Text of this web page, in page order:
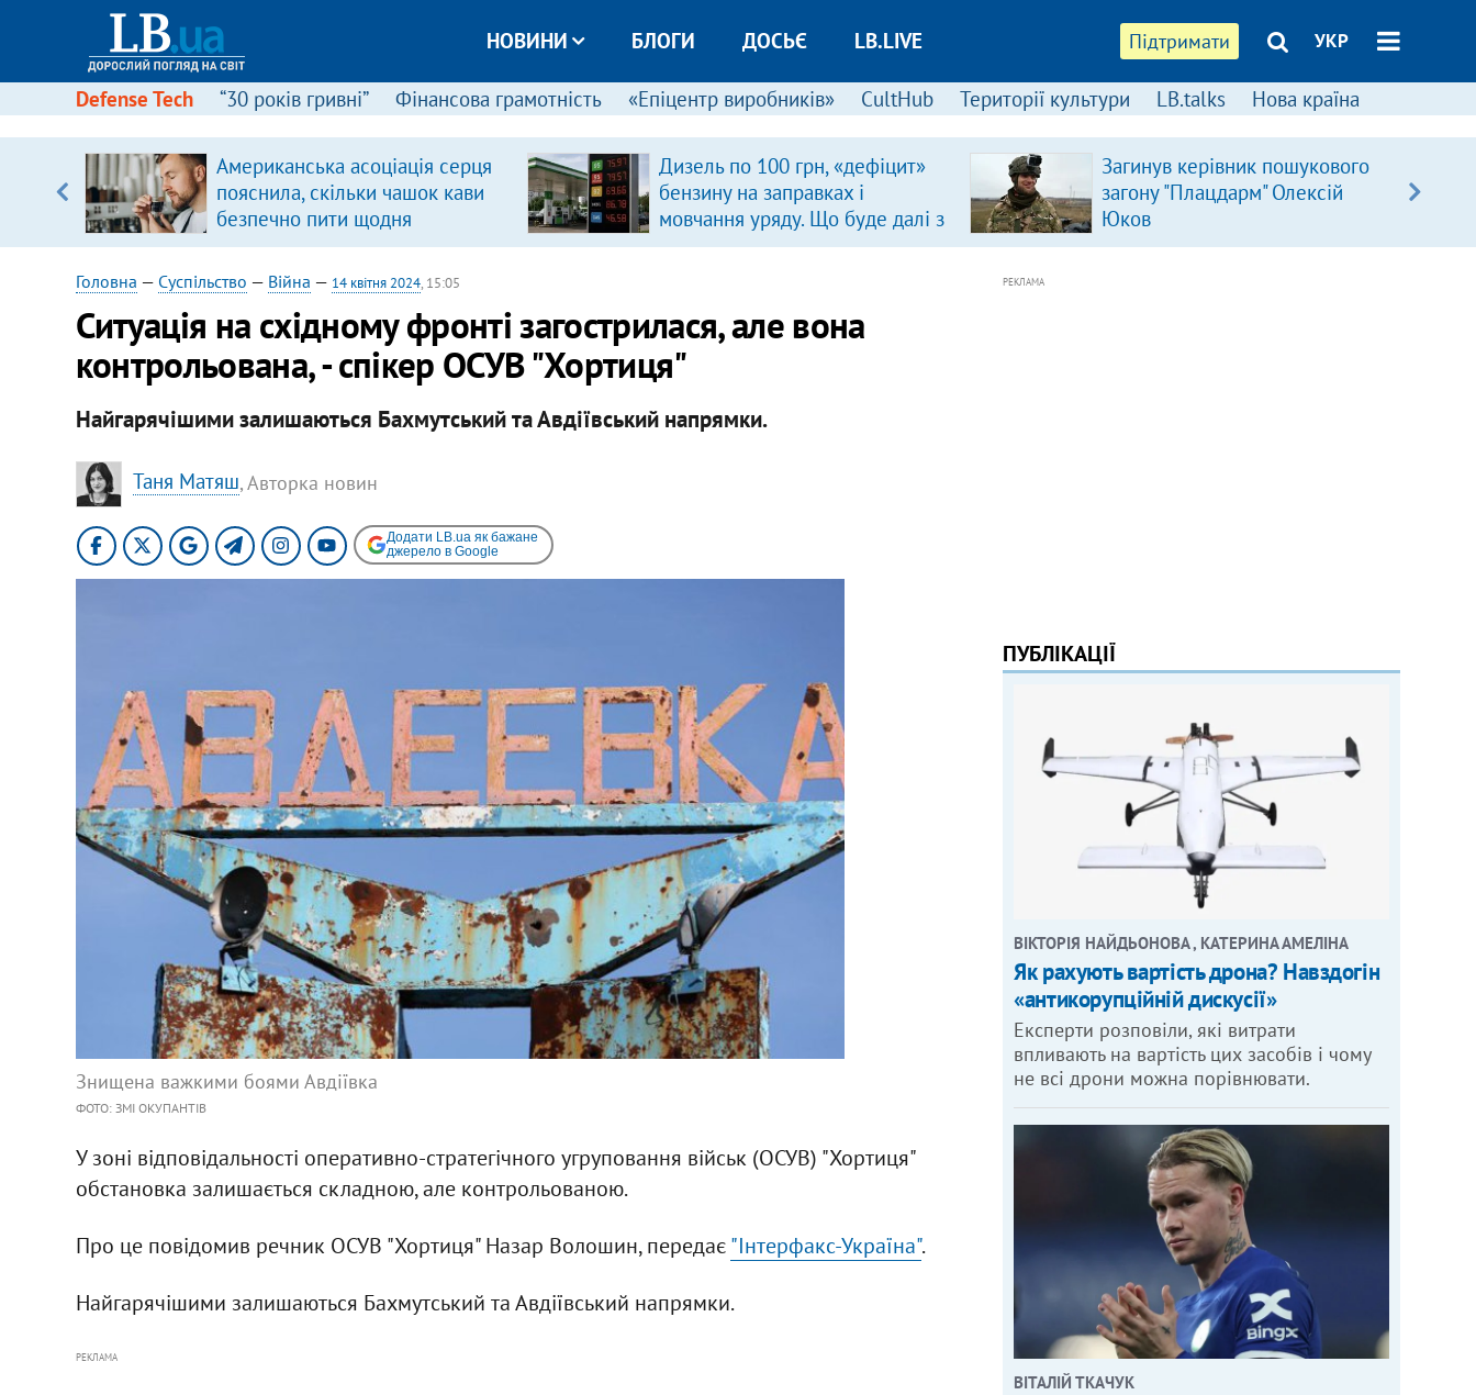
Підтримати УКР
НОВИНИ БЛОГИ ДОСЬЄ LB.LIVE
Defense Tech “30 років гривні” Фінансова грамотність «Епіцентр виробників» CultHub Території культури LB.talks Нова країна
Американська асоціація серця
пояснила, скільки чашок кави
безпечно пити щодня
Дизель по 100 грн, «дефіцит»
бензину на заправках і
мовчання уряду. Що буде далі з
цінами на пальне?
Загинув керівник пошукового
загону "Плацдарм" Олексій
Юков
Головна — Суспільство — Війна — 14 квітня 2024, 15:05
Ситуація на східному фронті загострилася, але вона
контрольована, - спікер ОСУВ "Хортиця"
Найгарячішими залишаються Бахмутський та Авдіївський напрямки.
Таня Матяш, Авторка новин
Додати LB.ua як бажане
джерело в Google
Знищена важкими боями Авдіївка
ФОТО: ЗМІ ОКУПАНТІВ
У зоні відповідальності оперативно-стратегічного угруповання військ (ОСУВ) "Хортиця"
обстановка залишається складною, але контрольованою.
Про це повідомив речник ОСУВ "Хортиця" Назар Волошин, передає"Інтерфакс-Україна".
Найгарячішими залишаються Бахмутський та Авдіївський напрямки.
РЕКЛАМА
РЕКЛАМА
ПУБЛІКАЦІЇ
ВІКТОРІЯ НАЙДЬОНОВА , КАТЕРИНА АМЕЛІНА
Як рахують вартість дрона? Навздогін
«антикорупційній дискусії»
Експерти розповіли, які витрати
впливають на вартість цих засобів і чому
не всі дрони можна порівнювати.
ВІТАЛІЙ ТКАЧУК